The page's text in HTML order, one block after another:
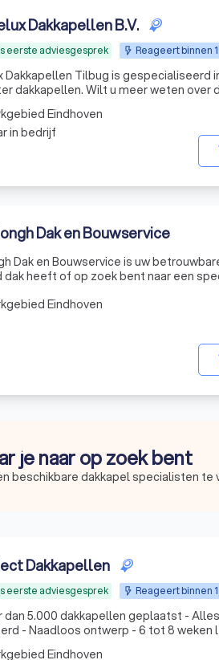
Dakkapellen B.V.
eerste adviesgesprek Reageert binnen
Dakkapellen Tilbug is
dakkapellen. Wilt u meer weten over
Eindhoven
in bedrijf
Dak en Bouwservice
Dak en Bouwservice is uw
dak heeft of op zoek bent naar een
Eindhoven
je naar op zoek bent
beschikbare dakkapel specialisten te
Dakkapellen
eerste adviesgesprek Reageert binnen
dan 5.000 dakkapellen geplaatst -
- Naadloos ontwerp - 6 tot 8 weken
Eindhoven